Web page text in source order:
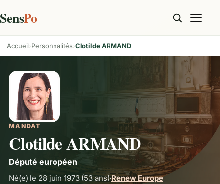
SensPo
Accueil Personnalités Clotilde ARMAND
MANDAT
Clotilde ARMAND
Député européen
Né(e) le 28 juin 1973 (53 ans)·Renew Europe